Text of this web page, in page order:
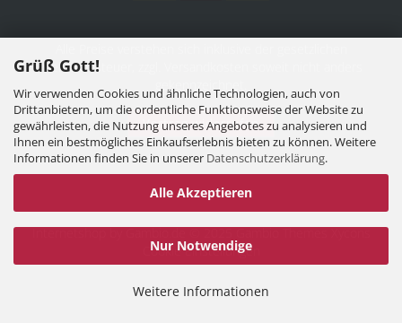
Grüß Gott!
Wir verwenden Cookies und ähnliche Technologien, auch von
Drittanbietern, um die ordentliche Funktionsweise der Website zu
gewährleisten, die Nutzung unseres Angebotes zu analysieren und
Ihnen ein bestmögliches Einkaufserlebnis bieten zu können. Weitere
Informationen finden Sie in unserer Datenschutzerklärung.
Alle Akzeptieren
Nur Notwendige
Weitere Informationen
Mehrwertsteuer, zzgl.
gekennzeichnet.
Vertrag widerrufen
Internetshopby Gambio.de © 2025 Gambio ThemesXycons
Cookie Einstellungen